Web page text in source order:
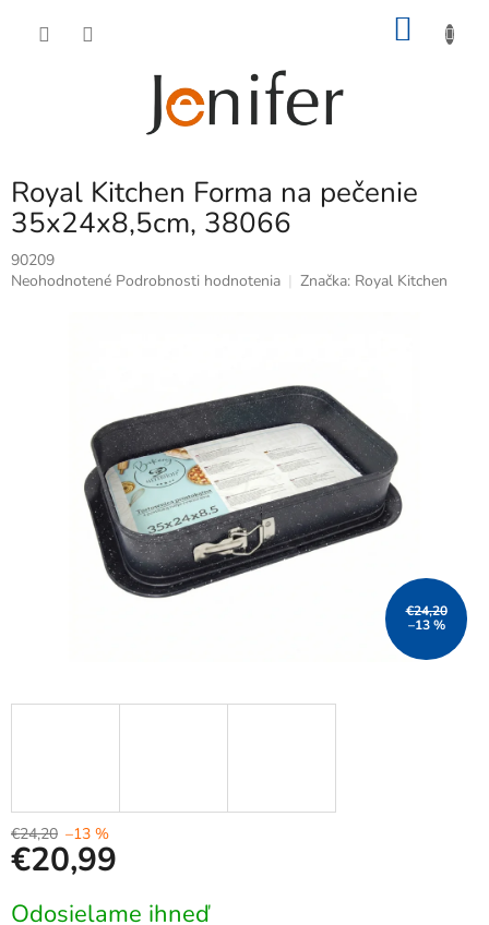
Royal Kitchen Forma na pečenie
35x24x8,5cm, 38066
90209
Priemerné
Neohodnotené Podrobnosti hodnotenia Značka: Royal Kitchen
€24,20
–13 %
€24,20 –13 %
€20,99
cena:
Odosielame ihneď